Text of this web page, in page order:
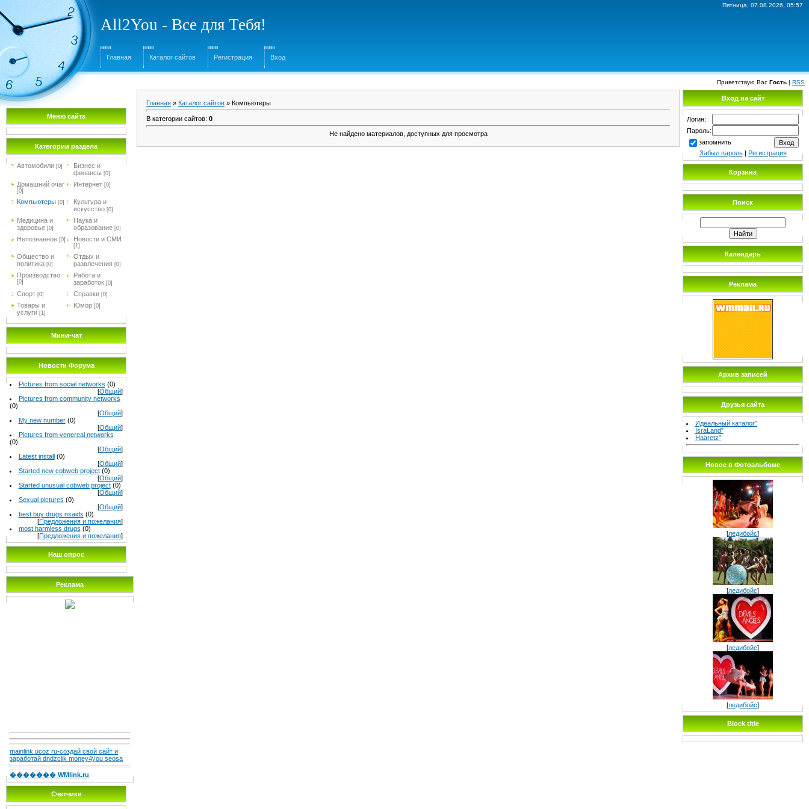
Пятница, 07.08.2026, 05:57
All2You - Все для Тебя!
Главная Каталог сайтов Регистрация Вход
Приветствую Вас Гость | RSS
Меню сайта
Категории раздела
Автомобили [0]
Бизнес и
финансы [0]
Домашний очаг
[0]
Интернет [0]
Компьютеры [0]
Культура и
искусство [0]
Медицина и
здоровье [0]
Наука и
образование [0]
Непознанное [0] Новости и СМИ
[1]
Общество и
политика [0]
Отдых и
развлечения [0]
Производство
[0]
Работа и
заработок [0]
Спорт [0] Справки [0]
Товары и
услуги [1]
Юмор [0]
Мини-чат
Новости Форума
Pictures from social networks (0)
[Общий]
Pictures from community networks
(0)
[Общий]
My new number (0)
[Общий]
Pictures from venereal networks
(0)
[Общий]
Latest install (0)
[Общий]
Started new cobweb project (0)
[Общий]
Started unusual cobweb project (0)
[Общий]
Sexual pictures (0)
[Общий]
best buy drugs nsaids (0)
[Предложения и пожелания]
most harmless drugs (0)
[Предложения и пожелания]
Наш опрос
Реклама
mainlink ucoz ru-создай свой сайт и
заработай dndzclik money4you seosa
������� WMlink.ru
Счетчики
Главная » Каталог сайтов » Компьютеры
В категории сайтов: 0
Не найдено материалов, доступных для просмотра
Вход на сайт
Логин:
Пароль:
запомнить
Забыл пароль| Регистрация
Корзина
Поиск
Календарь
Реклама
Архив записей
Друзья сайта
Идеальный каталог"
IsraLand"
Haaretz"
Новое в Фотоальбоме
[ледибойс]
[ледибойс]
[ледибойс]
[ледибойс]
Block title